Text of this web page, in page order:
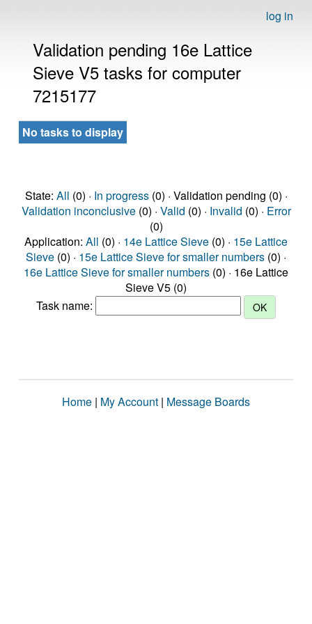
log in
Validation pending 16e Lattice
Sieve V5 tasks for computer
7215177
No tasks to display
State: All (0) · In progress(0) · Validation pending (0) ·
Validation inconclusive(0) · Valid (0) · Invalid (0) · Error
(0)
Application: All (0) · 14e Lattice Sieve (0) · 15e Lattice
Sieve (0) · 15e Lattice Sieve for smaller numbers (0) ·
16e Lattice Sieve for smaller numbers (0) · 16e Lattice
Sieve V5 (0)
Task name:
Home | My Account | Message Boards